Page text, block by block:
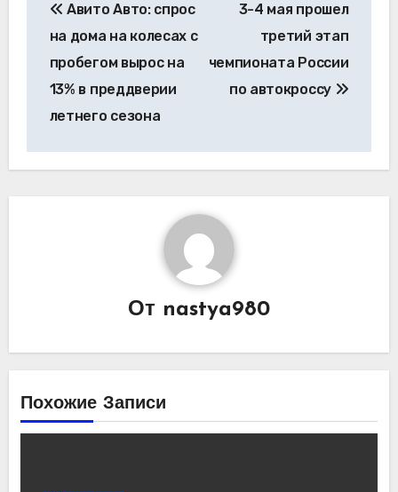
по
записям
Авито Авто: спрос
на дома на колесах с
пробегом вырос на
13% в преддверии
летнего сезона
3-4 мая прошел
третий этап
чемпионата России
по автокроссу
От nastya980
Похожие Записи